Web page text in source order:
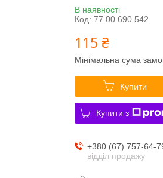
В наявності
Код: 77 00 690 542
115 ₴
Мінімальна сума
Купити
Купити з
+380 (67) 757-64-
відділ продажу